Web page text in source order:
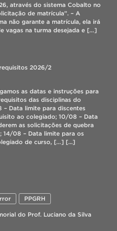
através do sistema Cobalto no
de matrícula”. – A
não garante a matrícula, ela irá
vagas na turma desejada e […]
2026/2
as datas e instruções para
das disciplinas do
Data limite para discentes
ao colegiado; 10/08 – Data
as solicitações de quebra
14/08 – Data limite para os
de curso, […] [...]
do Curso de Graduação em
entregaram no dia 22 de
de Biologia Celular aplicada à
proposta como uma avaliação
PPGRH
do Prof. Luciano da Silva